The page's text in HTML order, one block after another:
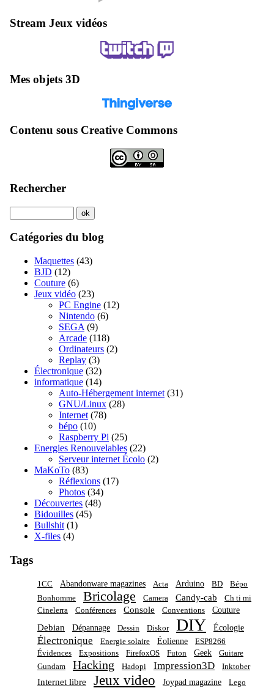
Stream Jeux vidéos
Mes objets 3D
Contenu sous Creative Commons
Rechercher
Catégories du blog
Maquettes (43)
BJD (12)
Couture (6)
Jeux vidéo (23)
PC Engine (12)
Nintendo (6)
SEGA (9)
Arcade (118)
Ordinateurs (2)
Replay (3)
Électronique (32)
informatique (14)
Auto-Hébergement internet (31)
GNU/Linux (28)
Internet (78)
bépo (10)
Raspberry Pi (25)
Energies Renouvelables (22)
Serveur internet Écolo (2)
MaKoTo (83)
Réflexions (17)
Photos (34)
Découvertes (48)
Bidouilles (45)
Bullshit (1)
X-files (4)
Tags
1CC Abandonware magazines Acta Arduino BD
Bépo
Bonhomme
Bricolage Camera Candy-cab
Ch ti mi
Cinelerra
Conférences Console Conventions Couture
Debian Dépannage Dessin Diskor DIY Écologie
Électronique Energie solaire Éolienne
ESP8266
Évidences
Expositions FirefoxOS Futon Geek
Guitare
Gundam
Hacking Hadopi Impression3D Inktober
Internet libre Jeux video Joypad magazine Lego